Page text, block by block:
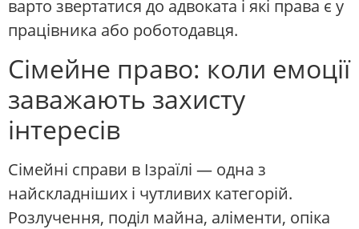
варто звертатися до адвоката і які права є у
працівника або роботодавця.
Сімейне право: коли емоції
заважають захисту
інтересів
Сімейні справи в Ізраїлі — одна з
найскладніших і чутливих категорій.
Розлучення, поділ майна, аліменти, опіка